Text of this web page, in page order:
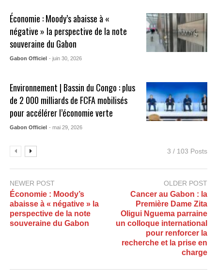
Économie : Moody’s abaisse à «
négative » la perspective de la note
souveraine du Gabon
Gabon Officiel - juin 30, 2026
Environnement | Bassin du Congo : plus
de 2 000 milliards de FCFA mobilisés
pour accélérer l’économie verte
Gabon Officiel - mai 29, 2026
3 / 103 Posts
NEWER POST
Économie : Moody’s
abaisse à « négative » la
perspective de la note
souveraine du Gabon
OLDER POST
Cancer au Gabon : la
Première Dame Zita
Oligui Nguema parraine
un colloque international
pour renforcer la
recherche et la prise en
charge